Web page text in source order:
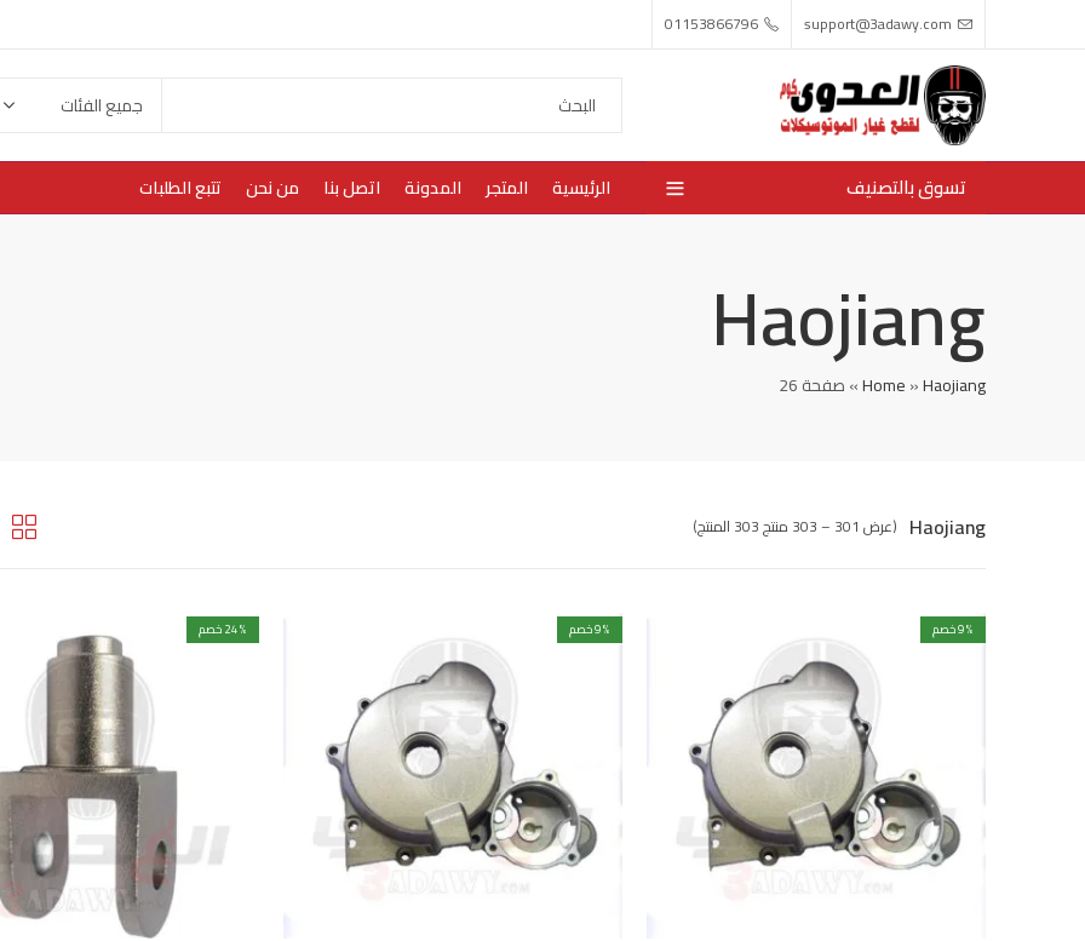
support@3adawy.com
01153866796
تسوق بالتصنيف الرئيسية المتجر المدونة اتصل بنا من نحن تتبع الطلبات
Haojiang
Home»Haojiang
»صفحة 26
Haojiang (عرض 301 – 303 منتج 303 المنتج)
9% خصم 9% خصم 24% خصم